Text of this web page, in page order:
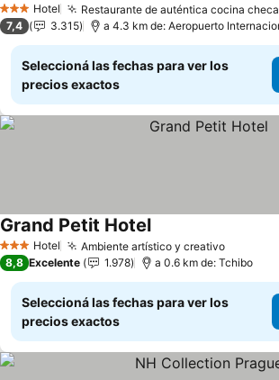
3 Estrellas
Hotel Restaurante de auténtica cocina checa
7,4 3.315
Seleccioná las fechas para ver los
precios exactos
3 Estrellas
Hotel Ambiente artístico y creativo
Grand Petit Hotel
8,8 Excelente 1.978 a 0.6 km de: Tchibo
Seleccioná las fechas para ver los
precios exactos